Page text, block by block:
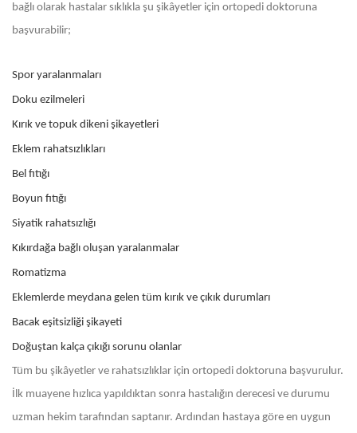
bağlı olarak hastalar sıklıkla şu şikâyetler için ortopedi doktoruna
başvurabilir;
Spor yaralanmaları
Doku ezilmeleri
Kırık ve topuk dikeni şikayetleri
Eklem rahatsızlıkları
Bel fıtığı
Boyun fıtığı
Siyatik rahatsızlığı
Kıkırdağa bağlı oluşan yaralanmalar
Romatizma
Eklemlerde meydana gelen tüm kırık ve çıkık durumları
Bacak eşitsizliği şikayeti
Doğuştan kalça çıkığı sorunu olanlar
Tüm bu şikâyetler ve rahatsızlıklar için ortopedi doktoruna başvurulur.
İlk muayene hızlıca yapıldıktan sonra hastalığın derecesi ve durumu
uzman hekim tarafından saptanır. Ardından hastaya göre en uygun